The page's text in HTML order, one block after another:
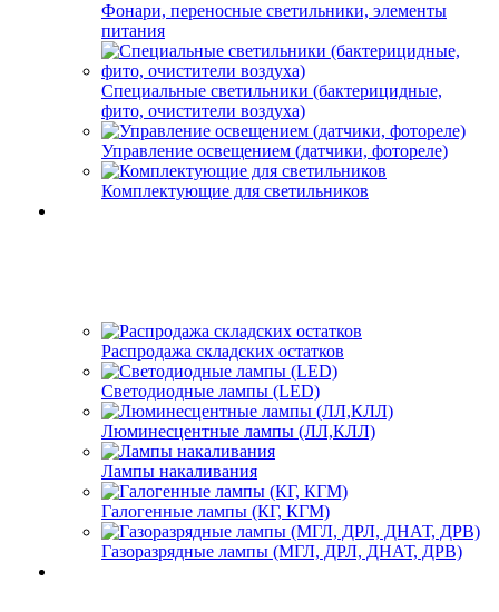
Фонари, переносные светильники, элементы
питания
Специальные светильники (бактерицидные,
фито, очистители воздуха)
Управление освещением (датчики, фотореле)
Комплектующие для светильников
Распродажа складских остатков
Светодиодные лампы (LED)
Люминесцентные лампы (ЛЛ,КЛЛ)
Лампы накаливания
Галогенные лампы (КГ, КГМ)
Газоразрядные лампы (МГЛ, ДРЛ, ДНАТ, ДРВ)